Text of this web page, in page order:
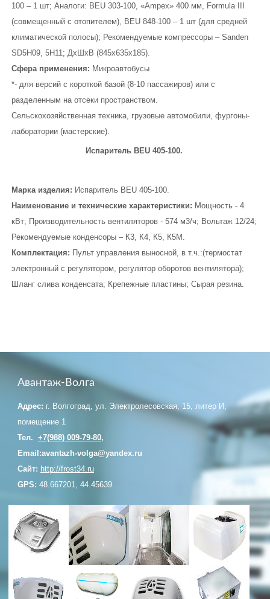
100 – 1 шт; Аналоги: BEU 303-100, «Ampex» 400 мм, Formula III
(совмещенный с отопителем), BEU 848-100 – 1 шт (для средней
климатической полосы); Рекомендуемые компрессоры – Sanden
SD5Н09, 5Н11; ДхШхВ (845х635х185).
Сфера применения: Микроавтобусы
*- для версий с короткой базой (8-10 пассажиров) или с
разделенным на отсеки пространством.
Сельскохозяйственная техника, грузовые автомобили, фургоны-
лаборатории (мастерские).
Испаритель BEU 405-100.
Марка изделия: Испаритель BEU 405-100.
Наименование и технические характеристики: Мощность - 4
кВт; Производительность вентиляторов - 574 м3/ч; Вольтаж 12/24;
Рекомендуемые конденсоры – К3, К4, К5, К5М.
Комплектация: Пульт управления выносной, в т.ч.:(термостат
электронный с регулятором, регулятор оборотов вентилятора);
Шланг слива конденсата; Крепежные пластины; Сырая резина.
Авантаж-Волга
Адрес: г. Волгоград, ул. Электролесовская, 15, литер И,
помещение 1
Тел. +7(988) 009-79-80,
Email:avantazh-volga@yandex.ru
Сайт: http://frost34.ru
GPS: 48.667201, 44.45639